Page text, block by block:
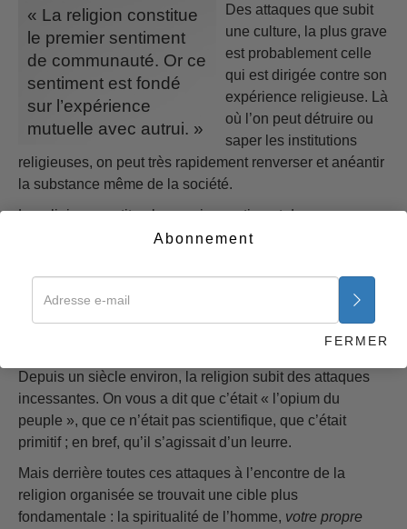
« La religion constitue
le premier sentiment
de communauté. Or ce
sentiment est fondé
sur l’expérience
mutuelle avec autrui. »
Des attaques que subit
une culture, la plus grave
est probablement celle
qui est dirigée contre son
expérience religieuse. Là
où l’on peut détruire ou
saper les institutions
religieuses, on peut très rapidement renverser et anéantir
la substance même de la société.
La religion constitue le premier sentiment de
communauté. Or ce sentiment est fondé sur l’expérience
la communauté, et avec lui une confiance et une intégrité
réelles, sont à même d’être détruits, est telle un château
de sable incapable de se défendre contre une mer
Depuis un siècle environ, la religion subit des attaques
incessantes. On vous a dit que c’était « l’opium du
peuple », que ce n’était pas scientifique, que c’était
primitif ; en bref, qu’il s’agissait d’un leurre.
Mais derrière toutes ces attaques à l’encontre de la
religion organisée se trouvait une cible plus
fondamentale : la spiritualité de l’homme, votre propre
Abonnement
FERMER